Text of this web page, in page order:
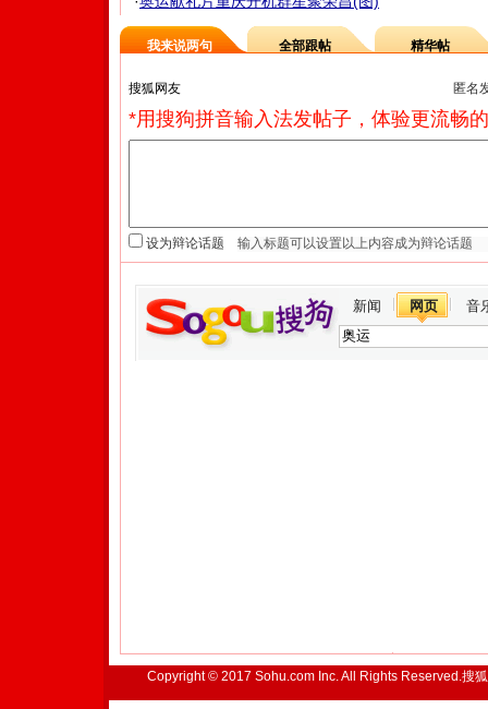
我来说两句 全部跟帖 精华帖
匿名
*用搜狗拼音输入法发帖子，体验更流畅
设为辩论话题
新闻 网页 音
Copyright © 2017 Sohu.com Inc. All Rights Reserved.搜